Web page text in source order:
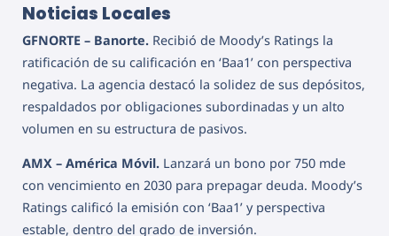
Noticias Locales
GFNORTE – Banorte. Recibió de Moody’s Ratings la
ratificación de su calificación en ‘Baa1’ con perspectiva
negativa. La agencia destacó la solidez de sus depósitos,
respaldados por obligaciones subordinadas y un alto
volumen en su estructura de pasivos.
AMX – América Móvil. Lanzará un bono por 750 mde
con vencimiento en 2030 para prepagar deuda. Moody’s
Ratings calificó la emisión con ‘Baa1’ y perspectiva
estable, dentro del grado de inversión.